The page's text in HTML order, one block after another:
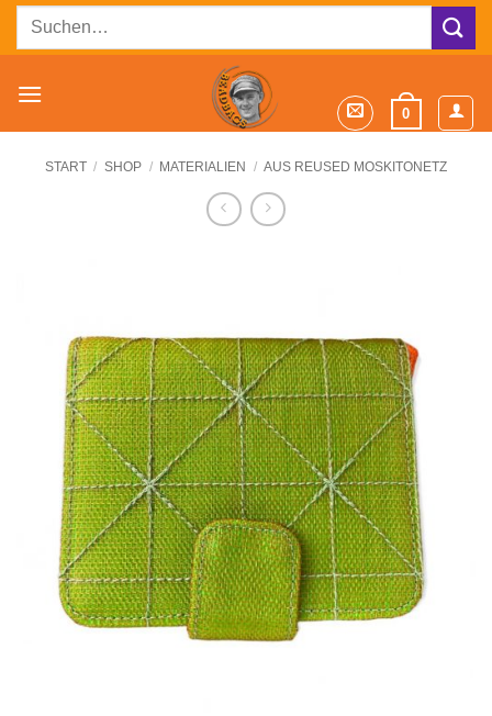
ZumSuchen
0
START / SHOP / MATERIALIEN / AUS REUSED MOSKITONETZ